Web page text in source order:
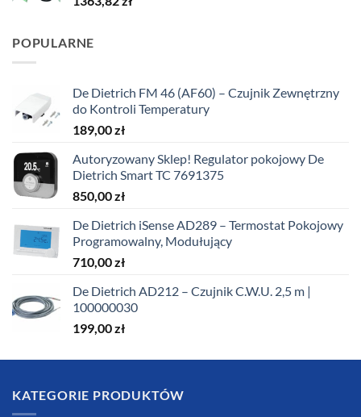
POPULARNE
De Dietrich FM 46 (AF60) – Czujnik Zewnętrzny
do Kontroli Temperatury
189,00zł
Autoryzowany Sklep! Regulator pokojowy De
Dietrich Smart TC 7691375
850,00zł
De Dietrich iSense AD289 – Termostat Pokojowy
Programowalny, Modułujący
710,00zł
De Dietrich AD212 – Czujnik C.W.U. 2,5 m |
100000030
199,00zł
KATEGORIE PRODUKTÓW